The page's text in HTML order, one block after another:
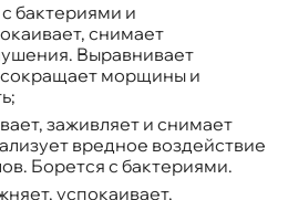
бактериями и
снимает
Выравнивает
сокращает морщины и
заживляет и снимает
вредное воздействие
Борется с бактериями.
успокаивает,